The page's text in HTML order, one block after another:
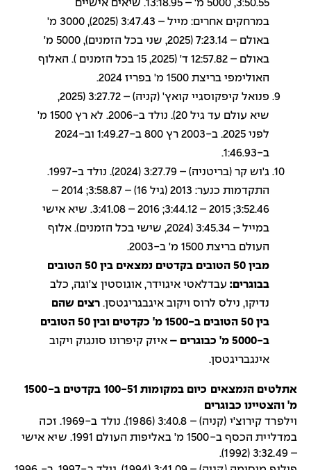
3:50.55, 5000 מ' – 13:18.95. שיאים אישיים
במרחקים אחרים: מייל – 3:47.43 (2025), 3000 מ'
באולם – 7:23.14 (2025, שני בכל הזמנים), 5000 מ'
באולם – 12:57.82 ד' (2025, 15 בכל הזמנים ). האלוף
האולימפי בריצת 1500 מ' בפריז 2024.
פנואל קיפקוסגיי קואץ' (קניה) – 3:27.72 (2025,
שיא עולם עד גיל 20). נולד ב-2006. לא רץ 1500 מ'
לפני 2025. ב-2003 רץ 800 ב-1:49.27 וב-2024
ב-1:46.93.
ג'וש קר (בריטניה) – 3:27.79 (2024). נולד ב-1997.
התקדמות כנער: 2013 (גיל 16) – 3:58.87; 2014 –
3:52.46; 2015 – 3:44.12; 2016 – 3:41.08. שיא אישי
במייל – 3:45.34 (2024, שישי בכל הזמנים). אלוף
העולם בריצת 1500 מ' ב-2003.
מבין 50 הטובים בקדטים נמצאים בין 50 הטובים
בבוגרים: עבדלאטי איגוידר, אוגוסטין צ'וגה, כלב
נדיקו, נילס לרוס ויקוב איגבגריגטסן. רצים שהם
בין 50 הטובים ב-1500 מ' כקדטים ובין 50 הטובים
ב-5000 מ' כבוגרים –
איזק קיפרונו סונגוק ויקוב
אינגבריגטסן.
אתלטים הנמצאים כיום במקומות 100-51 בקדטים ב-1500
מ' והצטיינו כבוגרים
וילפרד קירוצ'י (קניה) – 3:40.8 (1986). נולד ב-1969. זכה
במדליית הכסף ב-1500 מ' באליפות העולם 1991. שיא אישי
– 3:32.49 (1992).